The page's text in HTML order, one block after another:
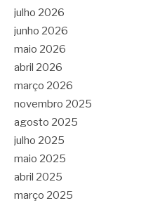
julho 2026
junho 2026
maio 2026
abril 2026
março 2026
novembro 2025
agosto 2025
julho 2025
maio 2025
abril 2025
março 2025